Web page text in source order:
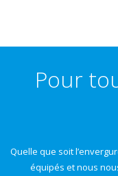
Pour
Quelle que soit
équipés et nous